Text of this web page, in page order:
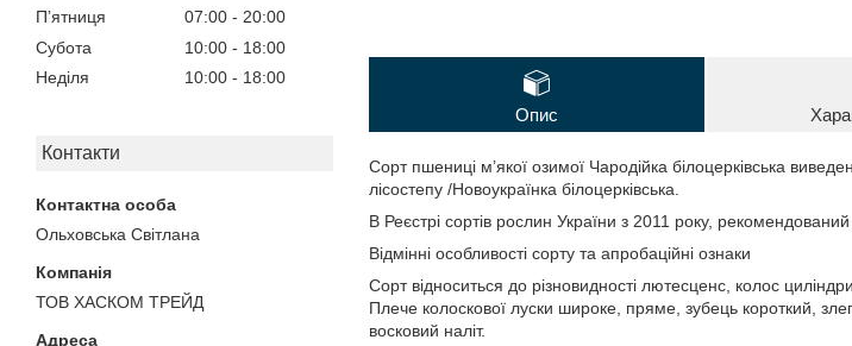
Пʼятниця
07:00
20:00
Субота
10:00
18:00
Неділя
10:00 18:00
Контакти
Ольховська Світлана
ТОВ ХАСКОМ ТРЕЙД
Опис
Сорт пшениці м’якої озимої Чародійка білоцерківська
лісостепу /Новоукраїнка білоцерківська.
В Реєстрі сортів рослин України з 2011 року,
Відмінні особливості сорту та апробаційні ознаки
Сорт відноситься до різновидності лютесценс, колос
Плече колоскової луски широке, пряме, зубець короткий,
восковий наліт.